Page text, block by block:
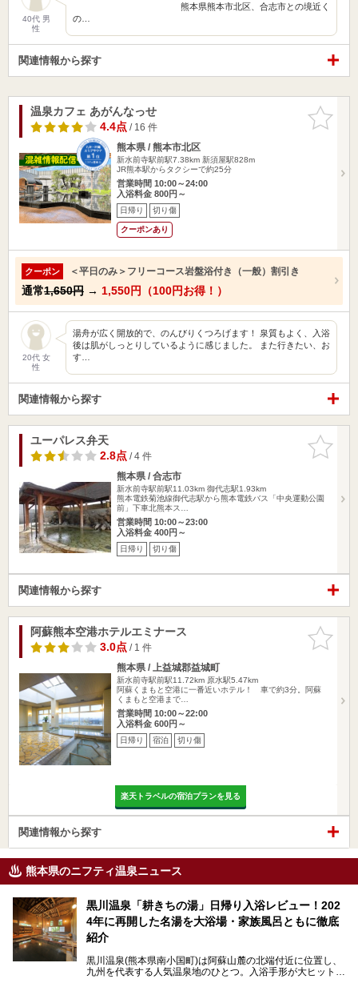
40代 男
性
熊本県熊本市北区、合志市との境近く
の…
関連情報から探す
お気に入
りに追加
温泉カフェ あがんなっせ
4.4点/ 16 件
熊本県 / 熊本市北区
新水前寺駅前駅7.38km 新須屋駅828m
JR熊本駅からタクシーで約25分
営業時間 10:00～24:00
入浴料金 800円～
日帰り 切り傷
クーポンあり
クーポン ＜平日のみ＞フリーコース岩盤浴付き（一般）割引き
通常1,650円 → 1,550円（100円お得！）
20代 女
性
湯舟が広く開放的で、のんびりくつろげます！ 泉質もよく、入浴
後は肌がしっとりしているように感じました。 また行きたい、お
す…
関連情報から探す
お気に入
りに追加
ユーパレス弁天
2.8点/ 4 件
熊本県 / 合志市
新水前寺駅前駅11.03km 御代志駅1.93km
熊本電鉄菊池線御代志駅から熊本電鉄バス「中央運動公園
前」下車北熊本ス…
営業時間 10:00～23:00
入浴料金 400円～
日帰り 切り傷
関連情報から探す
お気に入
りに追加
阿蘇熊本空港ホテルエミナース
3.0点/ 1 件
熊本県 / 上益城郡益城町
新水前寺駅前駅11.72km 原水駅5.47km
阿蘇くまもと空港に一番近いホテル！ 車で約3分。阿蘇
くまもと空港まで…
営業時間 10:00～22:00
入浴料金 600円～
日帰り 宿泊 切り傷
楽天トラベルの宿泊プランを見る
関連情報から探す
熊本県のニフティ温泉ニュース
黒川温泉「耕きちの湯」日帰り入浴レビュー！202
4年に再開した名湯を大浴場・家族風呂ともに徹底
紹介
黒川温泉(熊本県南小国町)は阿蘇山麓の北端付近に位置し、
九州を代表する人気温泉地のひとつ。入浴手形が大ヒット